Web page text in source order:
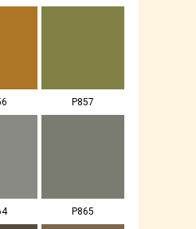
P857
P865